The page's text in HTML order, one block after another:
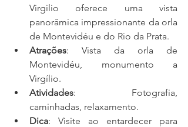
Virgilio oferece uma vista
panorâmica impressionante da orla
de Montevidéu e do Rio da Prata.
Atrações: Vista da orla de
Montevidéu, monumento a
Virgílio.
Atividades: Fotografia,
caminhadas, relaxamento.
Dica: Visite ao entardecer para